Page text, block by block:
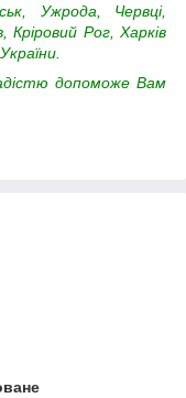
Ужрода, Червці,
Рог, Харків
допоможе Вам